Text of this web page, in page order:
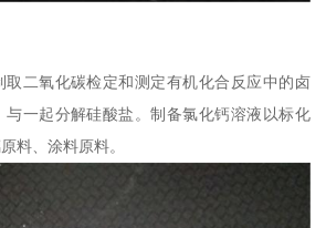
取二氧化碳检定和测定有机化合反应中的卤
与一起分解硅酸盐。制备氯化钙溶液以标化
料、涂料原料。